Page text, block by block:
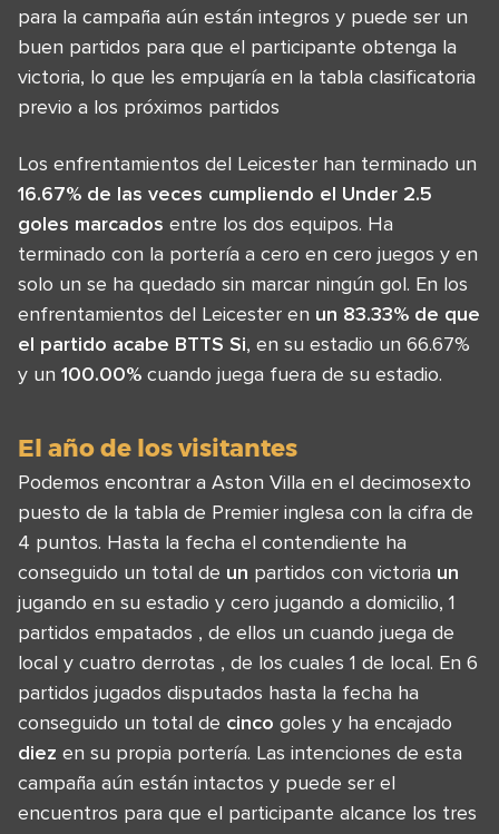
para la campaña aún están integros y puede ser un
buen partidos para que el participante obtenga la
victoria, lo que les empujaría en la tabla clasificatoria
previo a los próximos partidos
Los enfrentamientos del Leicester han terminado un
16.67% de las veces cumpliendo el Under 2.5
goles marcados entre los dos equipos. Ha
terminado con la portería a cero en cero juegos y en
solo un se ha quedado sin marcar ningún gol. En los
enfrentamientos del Leicester en un 83.33% de que
el partido acabe BTTS Si, en su estadio un 66.67%
y un 100.00% cuando juega fuera de su estadio.
El año de los visitantes
Podemos encontrar a Aston Villa en el decimosexto
puesto de la tabla de Premier inglesa con la cifra de
4 puntos. Hasta la fecha el contendiente ha
conseguido un total de un partidos con victoria un
jugando en su estadio y cero jugando a domicilio, 1
partidos empatados , de ellos un cuando juega de
local y cuatro derrotas , de los cuales 1 de local. En 6
partidos jugados disputados hasta la fecha ha
conseguido un total de cinco goles y ha encajado
diez en su propia portería. Las intenciones de esta
campaña aún están intactos y puede ser el
encuentros para que el participante alcance los tres